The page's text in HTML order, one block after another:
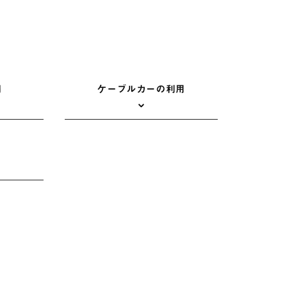
ケーブルカーの利用